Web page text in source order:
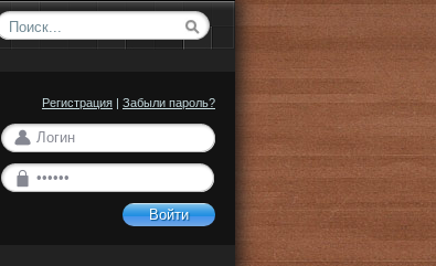
Регистрация | Забыли пароль?
Войти